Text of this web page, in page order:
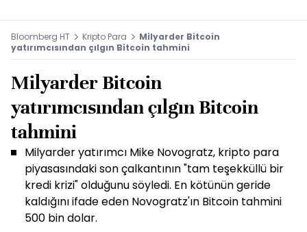
Bloomberg HT Kripto Para
Milyarder Bitcoin
yatırımcısından çılgın Bitcoin tahmini
Milyarder Bitcoin
yatırımcısından çılgın Bitcoin
tahmini
Milyarder yatırımcı Mike Novogratz, kripto para
piyasasındaki son çalkantının "tam teşekküllü bir
kredi krizi" olduğunu söyledi. En kötünün geride
kaldığını ifade eden Novogratz'ın Bitcoin tahmini
500 bin dolar.